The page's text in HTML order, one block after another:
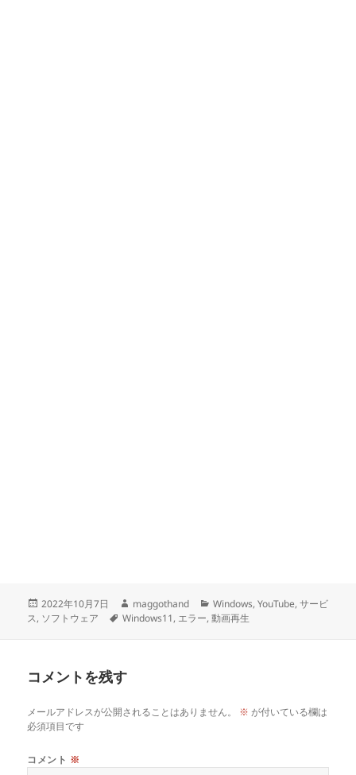
投
稿
2022年10月7日
作
成
maggothand
カ
テ
Windows,YouTube,サービ
ス, ソフトウェア
タ
Windows11, エラー,動画再生
コメントを残す
メールアドレスが公開されることはありません。 ※ が付いている欄は
必須項目です
コメント ※